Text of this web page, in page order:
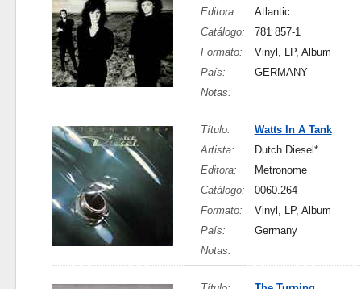
Editora:
Atlantic
Catálogo:
781 857-1
Formato:
Vinyl, LP, Album
País:
GERMANY
Notas:
Título:
Watts In A Tank
Artista:
Dutch Diesel*
Editora:
Metronome
Catálogo:
0060.264
Formato:
Vinyl, LP, Album
País:
Germany
Notas: